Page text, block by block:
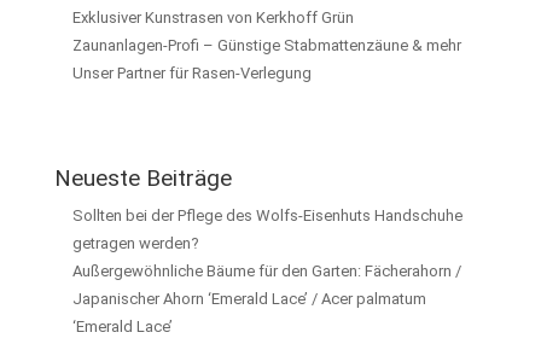
Exklusiver Kunstrasen von Kerkhoff Grün
Zaunanlagen-Profi – Günstige Stabmattenzäune & mehr
Unser Partner für Rasen-Verlegung
Neueste Beiträge
Sollten bei der Pflege des Wolfs-Eisenhuts Handschuhe
getragen werden?
Außergewöhnliche Bäume für den Garten: Fächerahorn /
Japanischer Ahorn ‘Emerald Lace’ / Acer palmatum
‘Emerald Lace’